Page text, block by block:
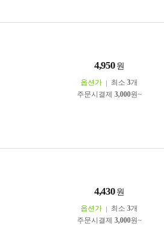
4,950 원
옵션가 최소 3개
주문시결제 3,000원~
4,430 원
옵션가 최소 3개
주문시결제 3,000원~